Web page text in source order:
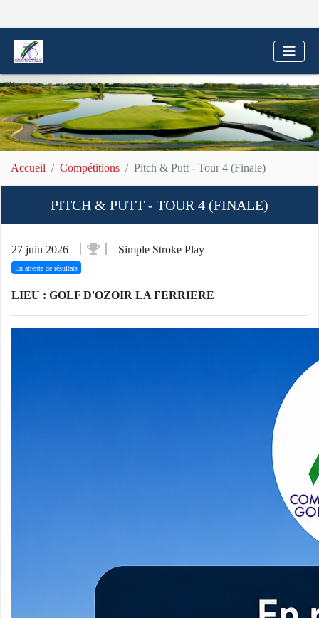
Accueil Compétitions Pitch & Putt - Tour 4 (Finale)
PITCH & PUTT - TOUR 4 (FINALE)
27 juin 2026 Simple Stroke Play
En attente de résultats
LIEU : GOLF D'OZOIR LA FERRIERE